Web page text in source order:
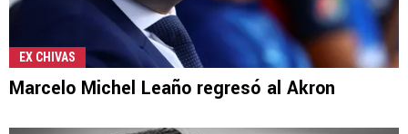
EX CHIVAS
Marcelo Michel Leaño regresó al Akron